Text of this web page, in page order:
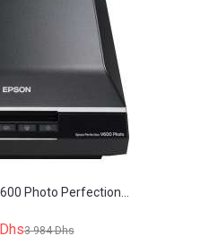
Photo Perfection...
3 984 Dhs